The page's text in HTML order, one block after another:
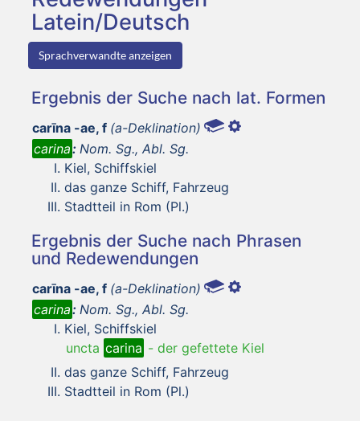
Latein/Deutsch
Sprachverwandte anzeigen
Ergebnis der Suche nach lat. Formen
carīna -ae, f (a-Deklination)
carina: Nom. Sg., Abl. Sg.
Kiel, Schiffskiel
das ganze Schiff, Fahrzeug
Stadtteil in Rom (Pl.)
Ergebnis der Suche nach Phrasen
und Redewendungen
carīna -ae, f (a-Deklination)
carina: Nom. Sg., Abl. Sg.
Kiel, Schiffskiel
uncta carina - der gefettete Kiel
das ganze Schiff, Fahrzeug
Stadtteil in Rom (Pl.)